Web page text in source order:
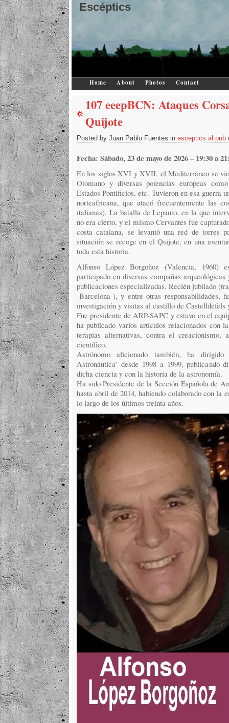
Escéptics
Home About Photos Contact
107 eeepBCN: Ataques
Quijote
Posted by Juan Pablo Fuentes in esceptics al pub
Fecha: Sábado, 23 de mayo de 2026 – 19:30 a
En los siglos XVI y XVII, el Mediterráneo se
Otomano y diversas potencias europeas
Estados Pontificios, etc. Tuvieron en esa guerra
norteafricana, que atacó frecuentemente las
italianas). La batalla de Lepanto, en la que
no era cierto, y el mismo Cervantes fue
costa catalana, se levantó una red de torres
situación se recoge en el Quijote, en una
toda esta historia.
Alfonso López Borgoñoz (Valencia, 1960)
participado en diversas campañas
publicaciones especializadas. Recién jubilado
-Barcelona-), y entre otras responsabilidades,
investigación y visitas al castillo de Castelldefels
Fue presidente de ARP-SAPC y estuvo en el
ha publicado varios artículos relacionados con
terapias alternativas, contra el creacionismo,
científico.
Astrónomo aficionado también, ha
Astronáutica’ desde 1998 a 1999, publicando
dicha ciencia y con la historia de la astronomía.
Ha sido Presidente de la Sección Española de
hasta abril de 2014, habiendo colaborado con la
lo largo de los últimos treinta años.